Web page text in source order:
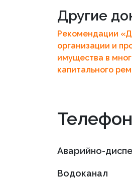
Другие
Рекомендации
организации и
имущества в
капитального
Аварийно-
Водоканал